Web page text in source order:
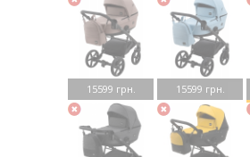
15599 грн. 15599 грн.